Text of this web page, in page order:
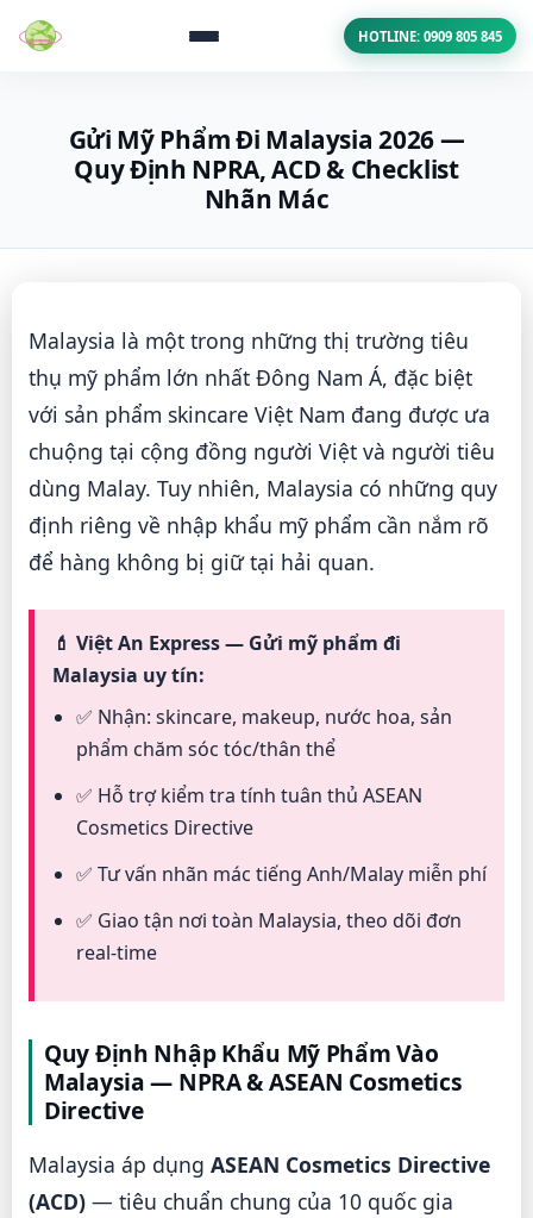
HOTLINE: 0909 805 845
Gửi Mỹ Phẩm Đi Malaysia 2026 —
Quy Định NPRA, ACD & Checklist
Nhãn Mác
Malaysia là một trong những thị trường tiêu
thụ mỹ phẩm lớn nhất Đông Nam Á, đặc biệt
với sản phẩm skincare Việt Nam đang được ưa
chuộng tại cộng đồng người Việt và người tiêu
dùng Malay. Tuy nhiên, Malaysia có những quy
định riêng về nhập khẩu mỹ phẩm cần nắm rõ
để hàng không bị giữ tại hải quan.
💄 Việt An Express — Gửi mỹ phẩm đi
Malaysia uy tín:
✅ Nhận: skincare, makeup, nước hoa, sản
phẩm chăm sóc tóc/thân thể
✅ Hỗ trợ kiểm tra tính tuân thủ ASEAN
Cosmetics Directive
✅ Tư vấn nhãn mác tiếng Anh/Malay miễn phí
✅ Giao tận nơi toàn Malaysia, theo dõi đơn
real-time
Quy Định Nhập Khẩu Mỹ Phẩm Vào
Malaysia — NPRA & ASEAN Cosmetics
Directive
Malaysia áp dụng ASEAN Cosmetics Directive
(ACD) — tiêu chuẩn chung của 10 quốc gia